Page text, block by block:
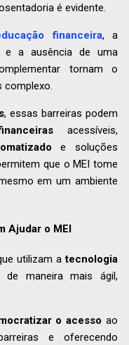
é evidente.
financeira, a
e a ausência de uma
tornam o
, essas barreiras podem
acessíveis,
e soluções
que o MEI tome
em um ambiente
Ajudar o MEI
utilizam atecnologia
de maneira mais ágil,
o acesso ao
e oferecendo